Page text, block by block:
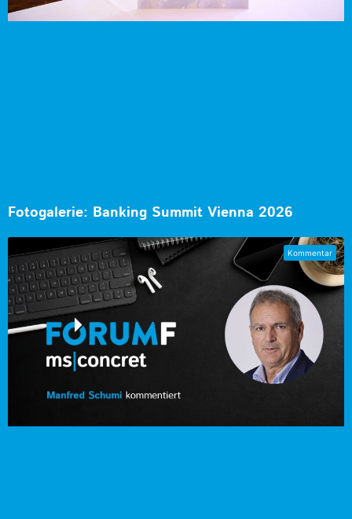
Fotogalerie: Banking Summit Vienna 2026